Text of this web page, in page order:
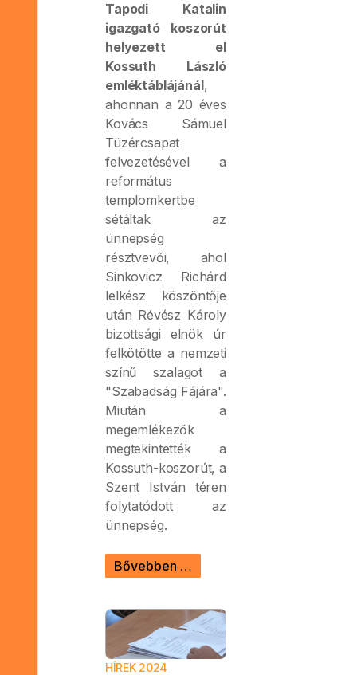
Tapodi Katalin
igazgató koszorút
helyezett el
Kossuth László
emléktáblájánál,
ahonnan a 20 éves
Kovács Sámuel
Tüzércsapat
felvezetésével a
református
templomkertbe
sétáltak az
ünnepség
résztvevői, ahol
Sinkovicz Richárd
lelkész köszöntője
után Révész Károly
bizottsági elnök úr
felkötötte a nemzeti
színű szalagot a
"Szabadság Fájára".
Miután a
megemlékezők
megtekintették a
Kossuth-koszorút, a
Szent István téren
folytatódott az
ünnepség.
Bővebben …
HÍREK 2024